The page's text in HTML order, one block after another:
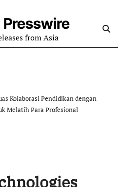
from Asia
Kolaborasi Pendidikan dengan
Melatih Para Profesional